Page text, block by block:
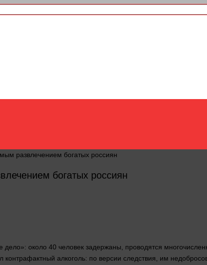
развлечением богатых россиян
богатых россиян
дело»: около 40 человек задержаны, проводятся
контрафактный алкоголь: по версии следствия, им